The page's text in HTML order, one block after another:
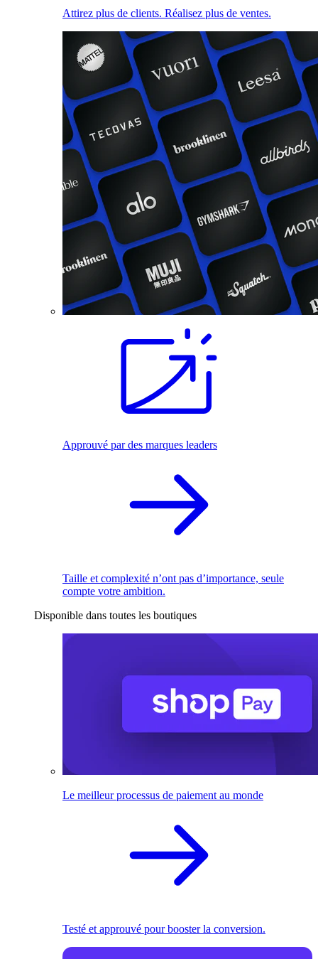
Attirez plus de clients. Réalisez plus de ventes.
Approuvé par des marques leaders
Taille et complexité n’ont pas d’importance, seule
compte votre ambition.
Disponible dans toutes les boutiques
Le meilleur processus de paiement au monde
Testé et approuvé pour booster la conversion.